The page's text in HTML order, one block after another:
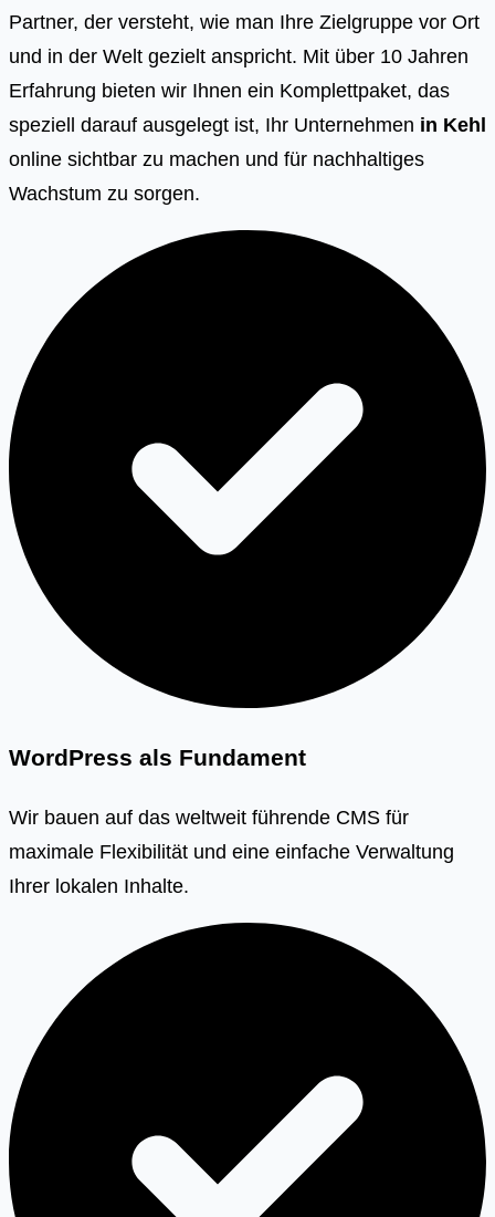
Partner, der versteht, wie man Ihre Zielgruppe vor Ort
und in der Welt gezielt anspricht. Mit über 10 Jahren
Erfahrung bieten wir Ihnen ein Komplettpaket, das
speziell darauf ausgelegt ist, Ihr Unternehmen in Kehl
online sichtbar zu machen und für nachhaltiges
Wachstum zu sorgen.
WordPress als Fundament
Wir bauen auf das weltweit führende CMS für
maximale Flexibilität und eine einfache Verwaltung
Ihrer lokalen Inhalte.